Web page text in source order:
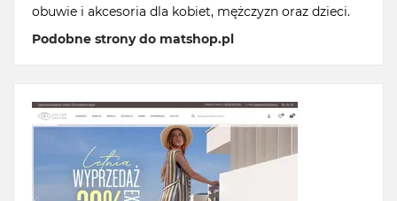
obuwie i akcesoria dla kobiet, mężczyzn oraz dzieci.
Podobne strony do matshop.pl